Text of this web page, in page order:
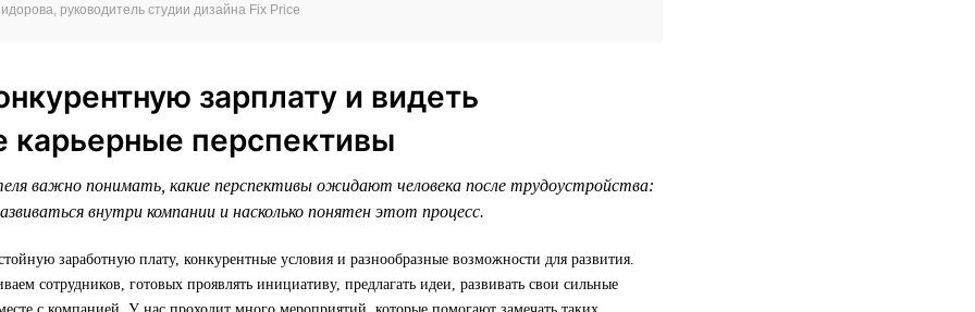
руководитель студии дизайна Fix Price
зарплату и видеть
карьерные перспективы
важно понимать, какие перспективы ожидают человека после трудоустройства:
внутри компании и насколько понятен этот процесс.
заработную плату, конкурентные условия и разнообразные возможности для развития.
сотрудников, готовых проявлять инициативу, предлагать идеи, развивать свои сильные
с компанией. У нас проходит много мероприятий, которые помогают замечать таких